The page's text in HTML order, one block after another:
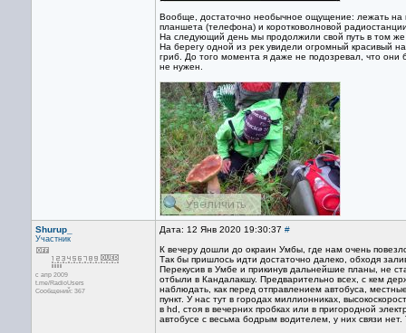
Вообще, достаточно необычное ощущение: лежать на
планшета (телефона) и коротковолновой
На следующий день мы продолжили свой путь в том же
На берегу одной из рек увидели огромный красивый
гриб. До того момента я даже не подозревал, что
не нужен.
Shurup_
Участник
с апр 2009
t.me/RadioUsers
Сообщений: 367
Дата: 12 Янв 2020 19:30:37 #
К вечеру дошли до окраин Умбы, где нам очень
Так бы пришлось идти достаточно далеко, обходя
Перекусив в Умбе и прикинув дальнейшие планы, не
отбыли в Кандалакшу. Предварительно всех, с кем
наблюдать, как перед отправлением автобуса,
пункт. У нас тут в городах миллионниках,
в hd, стоя в вечерних пробках или в пригородной
автобусе с весьма бодрым водителем, у них связи